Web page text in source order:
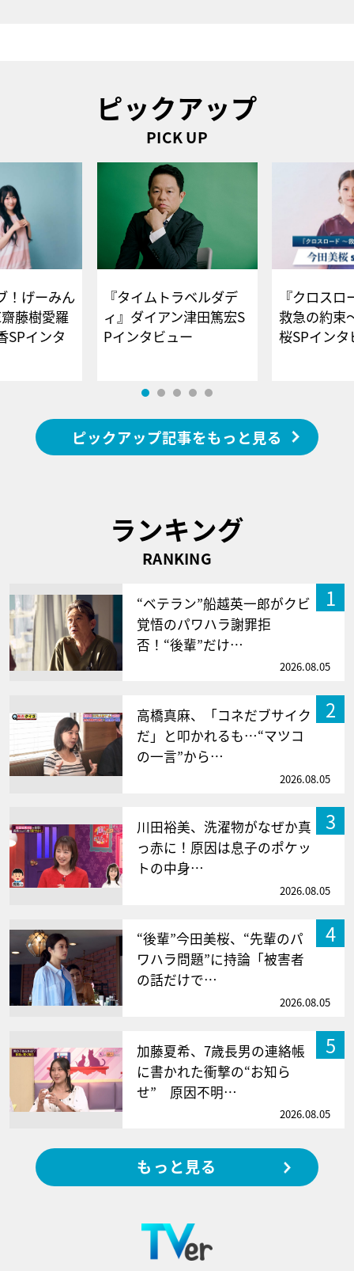
ピックアップ
PICK UP
！げーみん
藤樹愛羅
SPインタ
『タイムトラベルダデ
ィ』ダイアン津田篤宏S
Pインタビュー
『クロス
救急の約束
桜SPイ
ピックアップ記事をもっと見る
ランキング
RANKING
1
“ベテラン”船越英一郎がクビ
覚悟のパワハラ謝罪拒
否！“後輩”だけ…
2026.08.05
2
高橋真麻、「コネだブサイク
だ」と叩かれるも…“マツコ
の一言”から…
2026.08.05
3
川田裕美、洗濯物がなぜか真
っ赤に！原因は息子のポケッ
トの中身…
2026.08.05
4
“後輩”今田美桜、“先輩のパ
ワハラ問題”に持論「被害者
の話だけで…
2026.08.05
5
加藤夏希、7歳長男の連絡帳
に書かれた衝撃の“お知ら
せ” 原因不明…
2026.08.05
もっと見る